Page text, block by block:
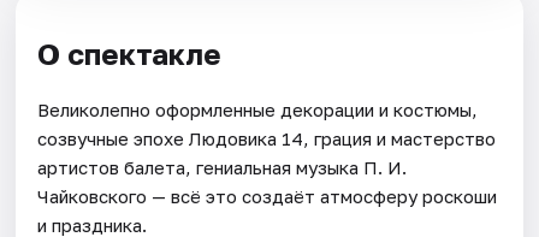
О спектакле
Великолепно оформленные декорации и костюмы,
созвучные эпохе Людовика 14, грация и мастерство
артистов балета, гениальная музыка П. И.
Чайковского — всё это создаёт атмосферу роскоши
и праздника.